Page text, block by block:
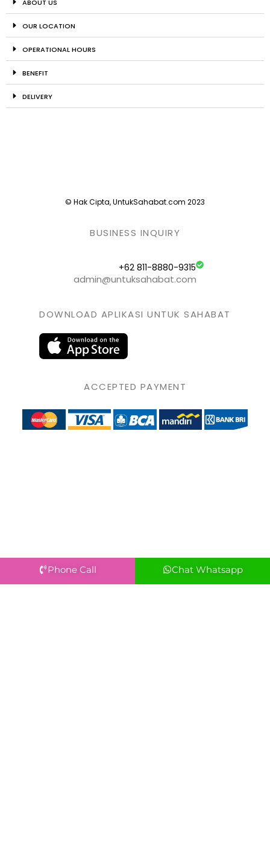
ABOUT US
OUR LOCATION
OPERATIONAL HOURS
BENEFIT
DELIVERY
© Hak Cipta, UntukSahabat.com 2023
BUSINESS INQUIRY
+62 811-8880-9315
admin@untuksahabat.com
DOWNLOAD APLIKASI UNTUK SAHABAT
ACCEPTED PAYMENT
Phone Call Chat Whatsapp